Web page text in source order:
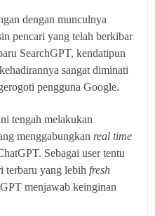
dengan munculnya
pencari yang telah berkibar
SearchGPT, kendatipun
sangat diminati
pengguna Google.
tengah melakukan
menggabungkan real time
Sebagai user tentu
terbaru yang lebih fresh
menjawab keinginan